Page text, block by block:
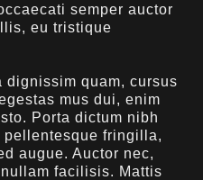
semper auctor
eu tristique
dignissim quam, cursus
mus dui, enim
Porta dictum nibh
pellentesque fringilla,
augue. Auctor nec,
facilisis. Mattis